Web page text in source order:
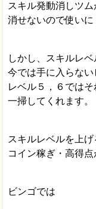
スキル発動消しツ
消せないので使いに
しかし、スキルレ
今では手に入らな
レベル５，６では
一掃してくれます。
スキルレベルを上
コイン稼ぎ・高得点
ビンゴでは